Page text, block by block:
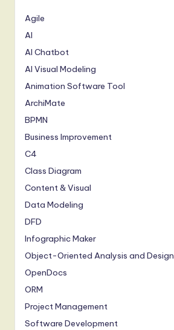
Agile
AI
AI Chatbot
AI Visual Modeling
Animation Software Tool
ArchiMate
BPMN
Business Improvement
C4
Class Diagram
Content & Visual
Data Modeling
DFD
Infographic Maker
Object-Oriented Analysis and Design
OpenDocs
ORM
Project Management
Software Development